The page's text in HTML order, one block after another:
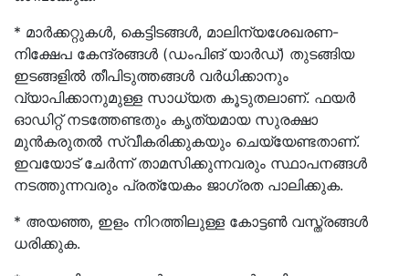
* മാർക്കറ്റുകൾ, കെട്ടിടങ്ങൾ, മാലിന്യശേഖരണ-
നിക്ഷേപ കേന്ദ്രങ്ങൾ (ഡംപിങ് യാർഡ്) തുടങ്ങിയ
ഇടങ്ങളിൽ തീപിടുത്തങ്ങൾ വർധിക്കാനും
വ്യാപിക്കാനുമുള്ള സാധ്യത കൂടുതലാണ്. ഫയർ
ഓഡിറ്റ് നടത്തേണ്ടതും കൃത്യമായ സുരക്ഷാ
മുൻകരുതൽ സ്വീകരിക്കുകയും ചെയ്യേണ്ടതാണ്.
ഇവയോട് ചേർന്ന് താമസിക്കുന്നവരും സ്ഥാപനങ്ങൾ
നടത്തുന്നവരും പ്രത്യേകം ജാഗ്രത പാലിക്കുക.
* അയഞ്ഞ, ഇളം നിറത്തിലുള്ള കോട്ടൺ വസ്ത്രങ്ങള്‍
ധരിക്കുക.